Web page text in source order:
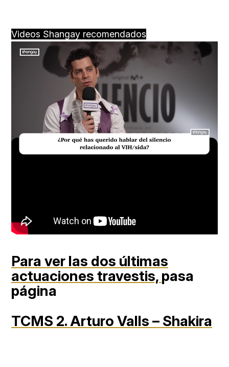
Videos Shangay recomendados
Para ver las dos últimas
actuaciones travestis, pasa
página
TCMS 2. Arturo Valls – Shakira